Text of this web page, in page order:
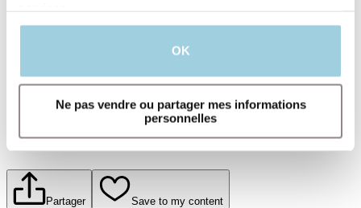
OK
Ne pas vendre ou partager mes informations
personnelles
Pour en savoir plus, lisez notre politique de
Partager Save to my content